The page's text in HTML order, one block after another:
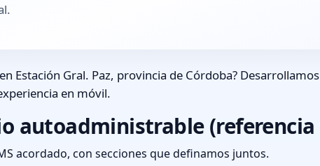
en Estación Gral. Paz, provincia de Córdoba?
en móvil.
autoadministrable
acordado, con secciones que definamos juntos.